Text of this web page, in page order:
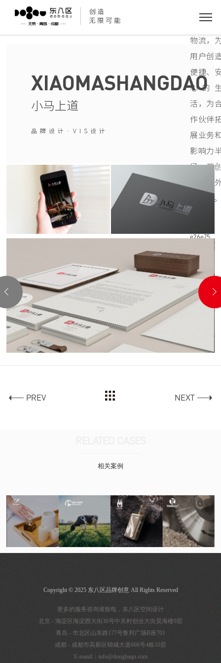
XIAOMASHANGDAO
小马上道
品牌设计·VIS设计
物流，
用户创
便捷、
心的
活，为
作伙伴
展业务
影响力
径，开
第三方
卖服务
e26e75
e36369
8a898a
PREV NEXT
相关案例
Copyright © 2025 东八区品牌创意 All Rights Reserved
更多的服务咨询请致电，东八区空间设计
北京 - 海淀区海淀西大街36号中关村创业大街昊海楼9层
青岛 - 市北区山东路177号鲁邦广场B座701
成都 - 成都市高新区锦城大道666号4栋10层
E-manil：info@dongbaqu.com